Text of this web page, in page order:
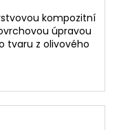
kompozitní
úpravou
tvaru z olivového